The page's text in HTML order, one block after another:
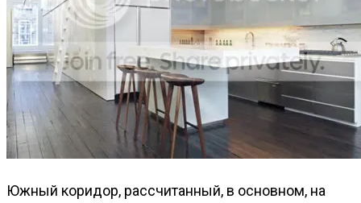
Южный коридор, рассчитанный, в основном, на